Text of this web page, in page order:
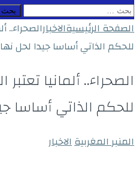
البحث
عن:
الصفحة الرئيسيةالاخبارالصحراء..
للحكم الذاتي أساسا جيدا لحل
الصحراء.. ألمانيا
للحكم الذاتي أساسا
المنبر المغربيةالاخبار